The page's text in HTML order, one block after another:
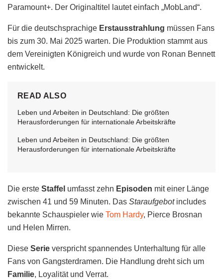
Paramount+. Der Originaltitel lautet einfach „MobLand“.
Für die deutschsprachige Erstausstrahlung müssen Fans
bis zum 30. Mai 2025 warten. Die Produktion stammt aus
dem Vereinigten Königreich und wurde von Ronan Bennett
entwickelt.
READ ALSO
Leben und Arbeiten in Deutschland: Die größten
Herausforderungen für internationale Arbeitskräfte
Leben und Arbeiten in Deutschland: Die größten
Herausforderungen für internationale Arbeitskräfte
Die erste Staffel umfasst zehn Episoden mit einer Länge
zwischen 41 und 59 Minuten. Das Staraufgebotincludes
bekannte Schauspieler wie Tom Hardy, Pierce Brosnan
und Helen Mirren.
Diese Serie verspricht spannendes Unterhaltung für alle
Fans von Gangsterdramen. Die Handlung dreht sich um
Familie, Loyalität und Verrat.